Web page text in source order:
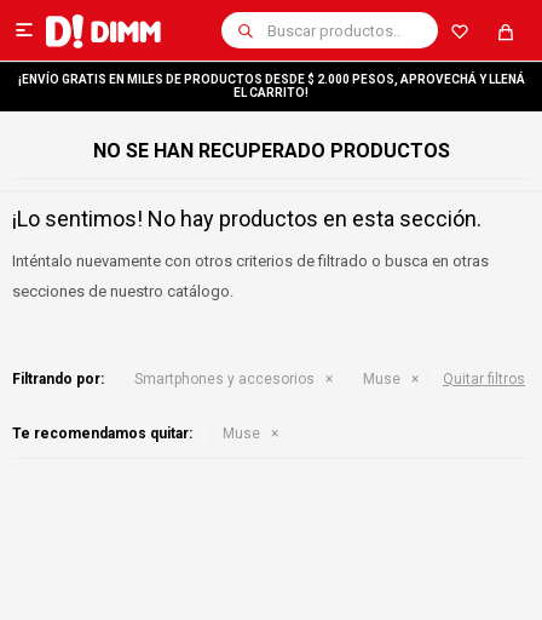

¡ENVÍO GRATIS EN MILES DE PRODUCTOS DESDE $ 2.000 PESOS, APROVECHÁ Y LLENÁ
EL CARRITO!
NO SE HAN RECUPERADO PRODUCTOS
¡Lo sentimos! No hay productos en esta sección.
Inténtalo nuevamente con otros criterios de filtrado o busca en otras
secciones de nuestro catálogo.
Filtrando por: Smartphones y accesorios Muse Quitar filtros
Te recomendamos quitar: Muse